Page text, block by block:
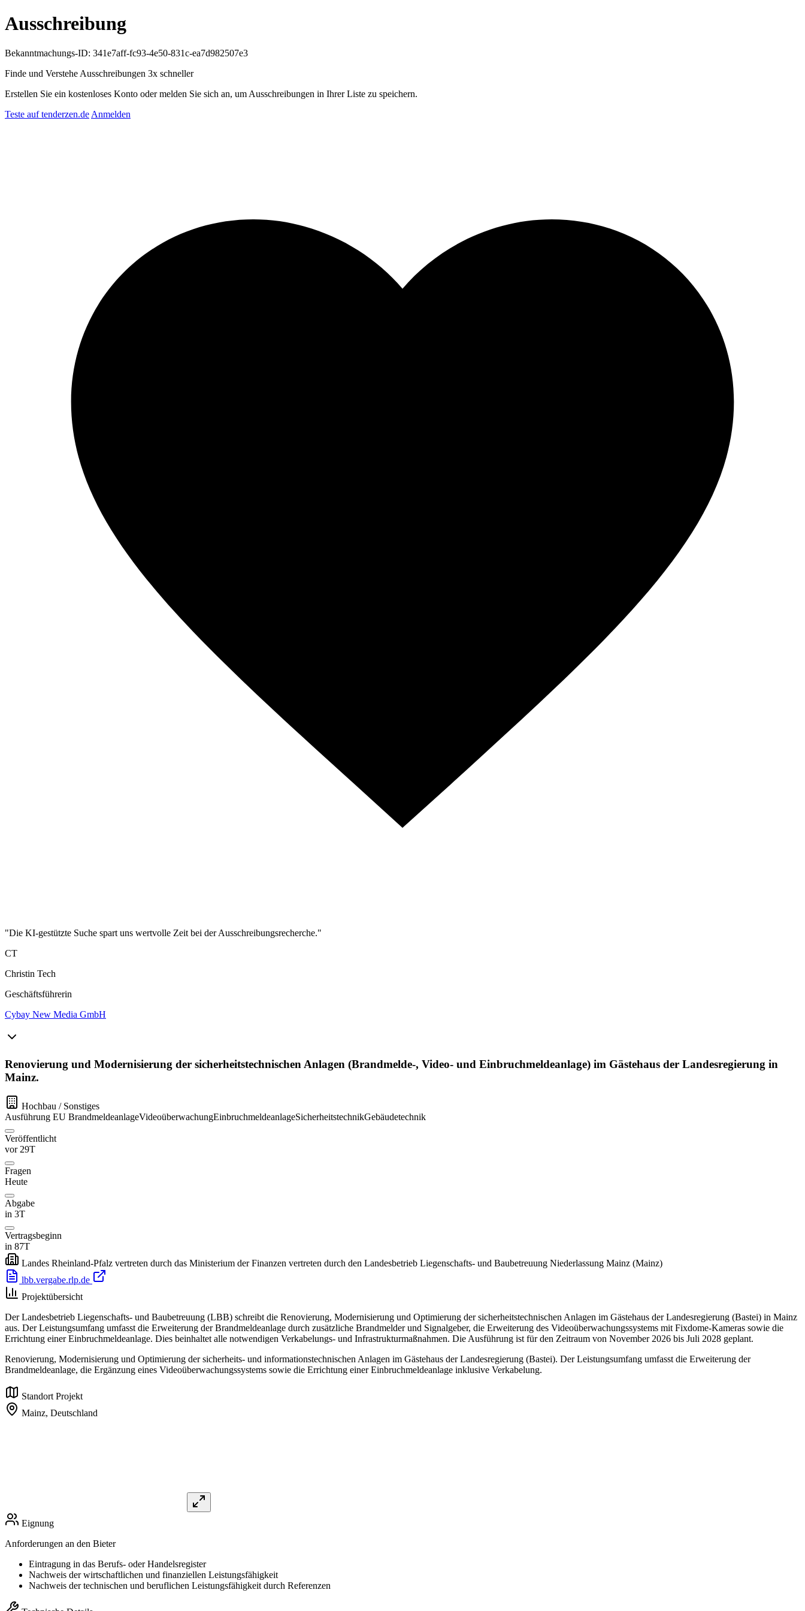
Ausschreibung
Bekanntmachungs-ID: 341e7aff-fc93-4e50-831c-ea7d982507e3
Finde und Verstehe Ausschreibungen 3x schneller
Erstellen Sie ein kostenloses Konto oder melden Sie sich an, um Ausschreibungen in Ihrer Liste zu speichern.
Teste auf tenderzen.de Anmelden
"Die KI-gestützte Suche spart uns wertvolle Zeit bei der Ausschreibungsrecherche."
CT
Christin Tech
Geschäftsführerin
Cybay New Media GmbH
Renovierung und Modernisierung der sicherheitstechnischen Anlagen (Brandmelde-, Video- und Einbruchmeldeanlage) im Gästehaus der Landesregierung in
Mainz.
Hochbau / Sonstiges
Ausführung EU BrandmeldeanlageVideoüberwachungEinbruchmeldeanlageSicherheitstechnikGebäudetechnik
Veröffentlicht
vor 29T
Fragen
Heute
Abgabe
in 3T
Vertragsbeginn
in 87T
Landes Rheinland-Pfalz vertreten durch das Ministerium der Finanzen vertreten durch den Landesbetrieb Liegenschafts- und Baubetreuung Niederlassung Mainz (Mainz)
lbb.vergabe.rlp.de
Projektübersicht
Der Landesbetrieb Liegenschafts- und Baubetreuung (LBB) schreibt die Renovierung, Modernisierung und Optimierung der sicherheitstechnischen Anlagen im Gästehaus der Landesregierung (Bastei) in Mainz
aus. Der Leistungsumfang umfasst die Erweiterung der Brandmeldeanlage durch zusätzliche Brandmelder und Signalgeber, die Erweiterung des Videoüberwachungssystems mit Fixdome-Kameras sowie die
Errichtung einer Einbruchmeldeanlage. Dies beinhaltet alle notwendigen Verkabelungs- und Infrastrukturmaßnahmen. Die Ausführung ist für den Zeitraum von November 2026 bis Juli 2028 geplant.
Renovierung, Modernisierung und Optimierung der sicherheits- und informationstechnischen Anlagen im Gästehaus der Landesregierung (Bastei). Der Leistungsumfang umfasst die Erweiterung der
Brandmeldeanlage, die Ergänzung eines Videoüberwachungssystems sowie die Errichtung einer Einbruchmeldeanlage inklusive Verkabelung.
Standort Projekt
Mainz, Deutschland
Eignung
Anforderungen an den Bieter
Eintragung in das Berufs- oder Handelsregister
Nachweis der wirtschaftlichen und finanziellen Leistungsfähigkeit
Nachweis der technischen und beruflichen Leistungsfähigkeit durch Referenzen